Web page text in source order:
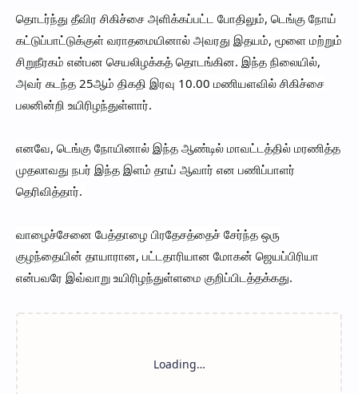
தொடர்ந்து தீவிர சிகிச்சை அளிக்கப்பட்ட போதிலும், டெங்கு நோய்
கட்டுப்பாட்டுக்குள் வராதமையினால் அவரது இதயம், மூளை மற்றும்
சிறுநீரகம் என்பன செயலிழக்கத் தொடங்கின. இந்த நிலையில்,
அவர் கடந்த 25ஆம் திகதி இரவு 10.00 மணியளவில் சிகிச்சை
பலனின்றி உயிரிழந்துள்ளார்.
எனவே, டெங்கு நோயினால் இந்த ஆண்டில் மாவட்டத்தில் மரணித்த
முதலாவது நபர் இந்த இளம் தாய் ஆவார் என பணிப்பாளர்
தெரிவித்தார்.
வாழைச்சேனை பேத்தாழை பிரதேசத்தைச் சேர்ந்த ஒரு
குழந்தையின் தாயாரான, பட்டதாரியான மோகன் ஜெயப்பிரியா
என்பவரே இவ்வாறு உயிரிழந்துள்ளமை குறிப்பிடத்தக்கது.